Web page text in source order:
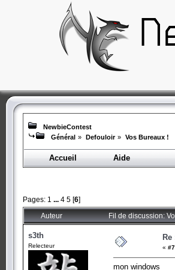
NewbieContest
Général » Defouloir » Vos Bureaux !
Accueil Aide
Pages: 1 ... 4 5 [6]
Auteur Fil de discussion:
s3th
Relecteur «
mon windows